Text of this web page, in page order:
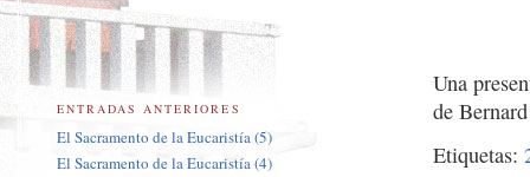
Una
de
Etiquetas:
ENTRADAS ANTERIORES
El Sacramento de la Eucaristía (5)
El Sacramento de la Eucaristía (4)